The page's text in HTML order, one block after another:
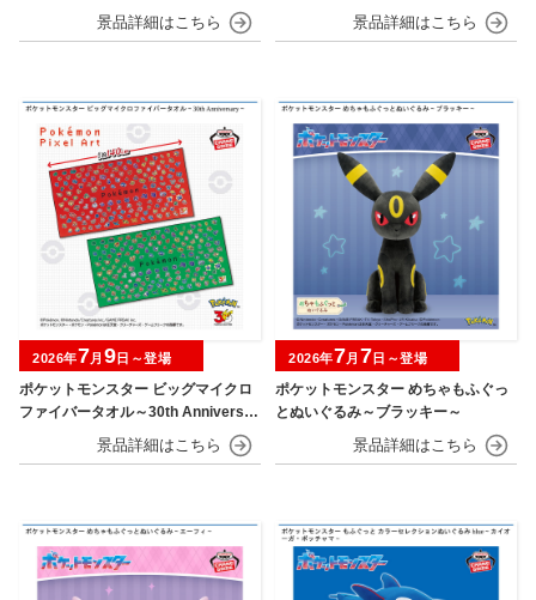
ポケットモンスター ビッグマイクロ
ファイバータオル～30th Anniversar
2026年7月 9日～登場
ポケットモンスター めちゃもふぐっ
とぬいぐるみ～ブラッキー～
2026年7月 7日～登場